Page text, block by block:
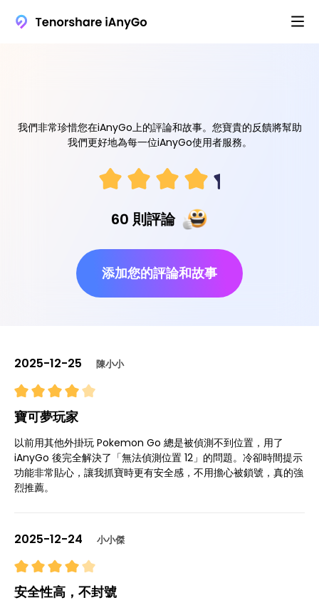
我們非常珍惜您在iAnyGo上的評論和故事。您寶貴的反饋將幫助
我們更好地為每一位iAnyGo使用者服務。
60 則評論
添加您的評論和故事
2025-12-25 陳小小
寶可夢玩家
以前用其他外掛玩 Pokemon Go 總是被偵測不到位置，用了
iAnyGo 後完全解決了「無法偵測位置 12」的問題。冷卻時間提示
功能非常貼心，讓我抓寶時更有安全感，不用擔心被鎖號，真的強
烈推薦。
2025-12-24 小小傑
安全性高，不封號